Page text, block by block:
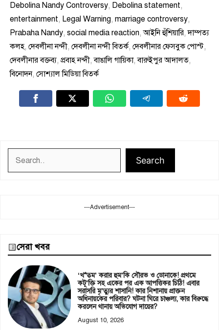
Debolina Nandy Controversy, Debolina statement,
entertainment, Legal Warning, marriage controversy,
Prabaha Nandy, social media reaction,আইনি হুঁশিয়ারি,দাম্পত্য
কলহ, দেবলীনা নন্দী, দেবলীনা নন্দী বিতর্ক, দেবলীনার ফেসবুক পোস্ট,
দেবলীনার বক্তব্য, প্রবাহ নন্দী,বাঙালি গায়িকা,বারুইপুর আদালত,
বিনোদন, সোশ্যাল মিডিয়া বিতর্ক
Search
---Advertisement---
সেরা খবর
‘খ*তম’ করার হুম’কি সৌরভ ও ডোনাকে! প্রথমে
কটূ’ক্তি সহ একের পর এক আপত্তিকর চিঠি! এবার
সরাসরি মৃ’ত্যুর শাসানি! কার নিশানায় প্রাক্তন
অধিনায়কের পরিবার? ঘটনা ঘিরে চাঞ্চল্য, কার বিরুদ্ধে
করলেন থানায় অভিযোগ দায়ের?
August 10, 2026